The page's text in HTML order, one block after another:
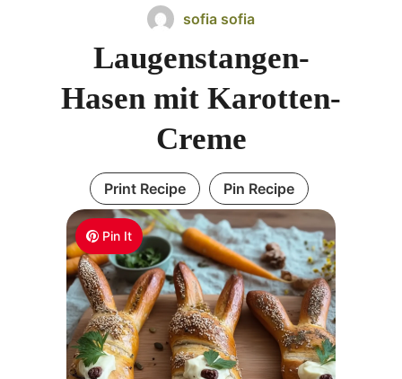
Pin It
sofia sofia
Laugenstangen-
Hasen mit Karotten-
Creme
Print Recipe Pin Recipe